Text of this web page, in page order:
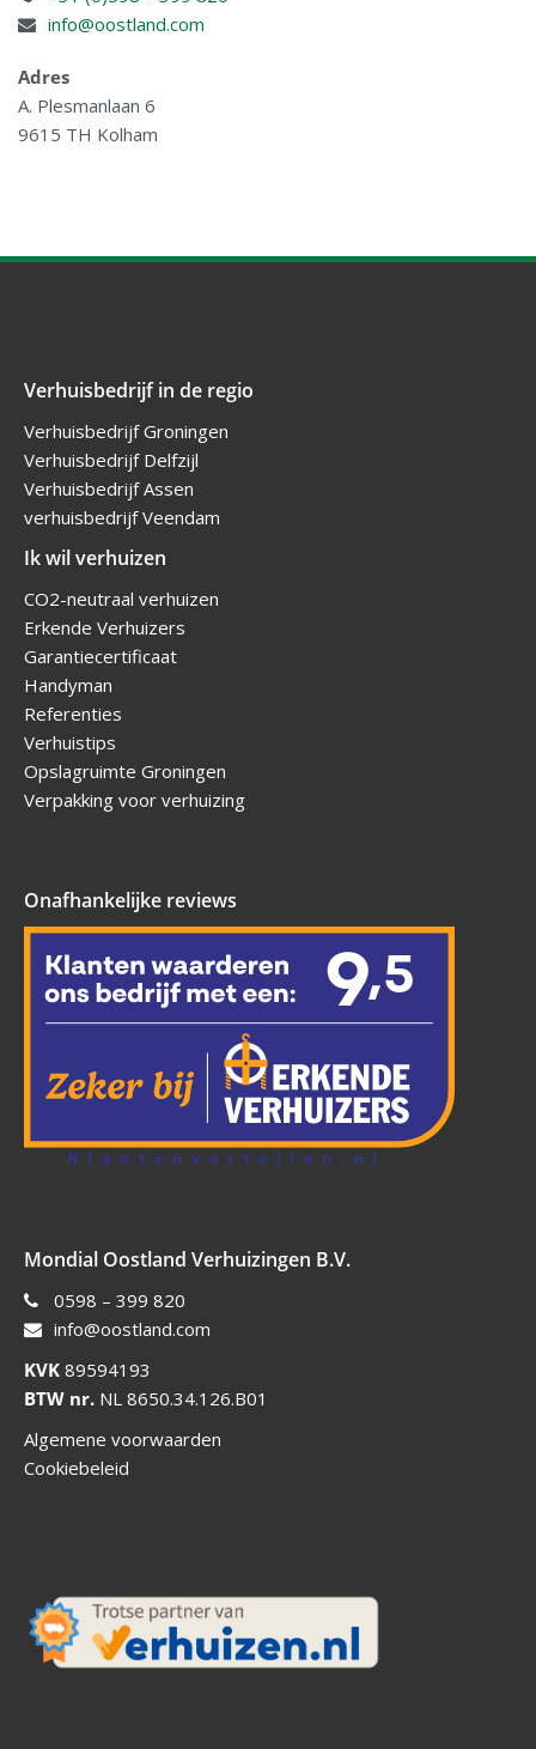
info@oostland.com
Adres
A. Plesmanlaan 6
9615 TH Kolham
Verhuisbedrijf in de regio
Verhuisbedrijf Groningen
Verhuisbedrijf Delfzijl
Verhuisbedrijf Assen
verhuisbedrijf Veendam
Ik wil verhuizen
CO2-neutraal verhuizen
Erkende Verhuizers
Garantiecertificaat
Handyman
Referenties
Verhuistips
Opslagruimte Groningen
Verpakking voor verhuizing
Onafhankelijke reviews
Mondial Oostland Verhuizingen B.V.
0598 – 399 820
info@oostland.com
KVK 89594193
BTW nr. NL 8650.34.126.B01
Algemene voorwaarden
Cookiebeleid